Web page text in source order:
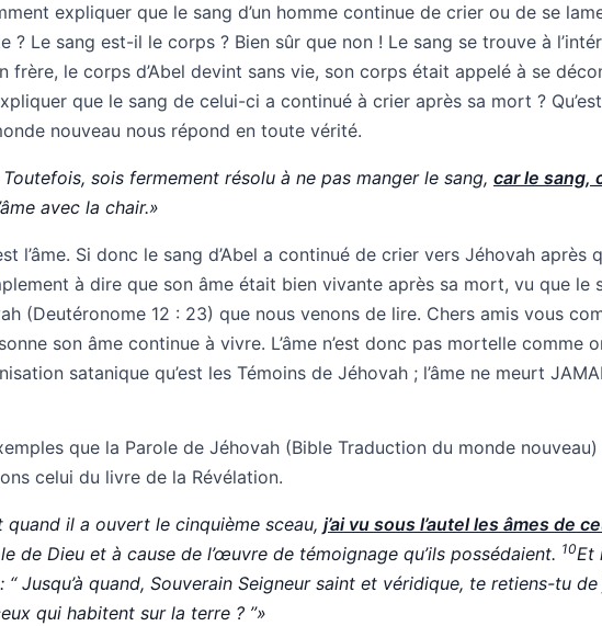
expliquer que le sang d’un homme continue de crier ou de se
? Le sang est-il le corps ? Bien sûr que non ! Le sang se trouve à
frère, le corps d’Abel devint sans vie, son corps était appelé à se
que le sang de celui-ci a continué à crier après sa mort ?
nouveau nous répond en toute vérité.
Toutefois, sois fermement résolu à ne pas manger le sang, car le sang,
avec la chair.»
l’âme. Si donc le sang d’Abel a continué de crier vers Jéhovah après
à dire que son âme était bien vivante après sa mort, vu que le
(Deutéronome 12 : 23) que nous venons de lire. Chers amis vous
son âme continue à vivre. L’âme n’est donc pas mortelle comme
satanique qu’est les Témoins de Jéhovah ; l’âme ne meurt
que la Parole de Jéhovah (Bible Traduction du monde
celui du livre de la Révélation.
quand il a ouvert le cinquième sceau, j’ai vu sous l’autel les âmes de
de Dieu et à cause de l’œuvre de témoignage qu’ils possédaient. 10Et
“ Jusqu’à quand, Souverain Seigneur saint et véridique, te retiens-​tu
qui habitent sur la terre ? ”»